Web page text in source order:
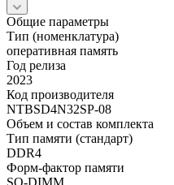
Общие параметры
Тип (номенклатура)
оперативная память
Год релиза
2023
Код производителя
NTBSD4N32SP-08
Объем и состав комплекта
Тип памяти (стандарт)
DDR4
Форм-фактор памяти